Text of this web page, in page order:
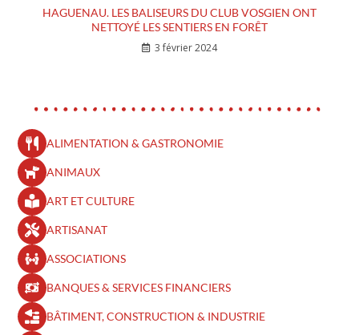
HAGUENAU. LES BALISEURS DU CLUB VOSGIEN ONT
NETTOYÉ LES SENTIERS EN FORÊT
3 février 2024
ALIMENTATION & GASTRONOMIE
ANIMAUX
ART ET CULTURE
ARTISANAT
ASSOCIATIONS
BANQUES & SERVICES FINANCIERS
BÂTIMENT, CONSTRUCTION & INDUSTRIE